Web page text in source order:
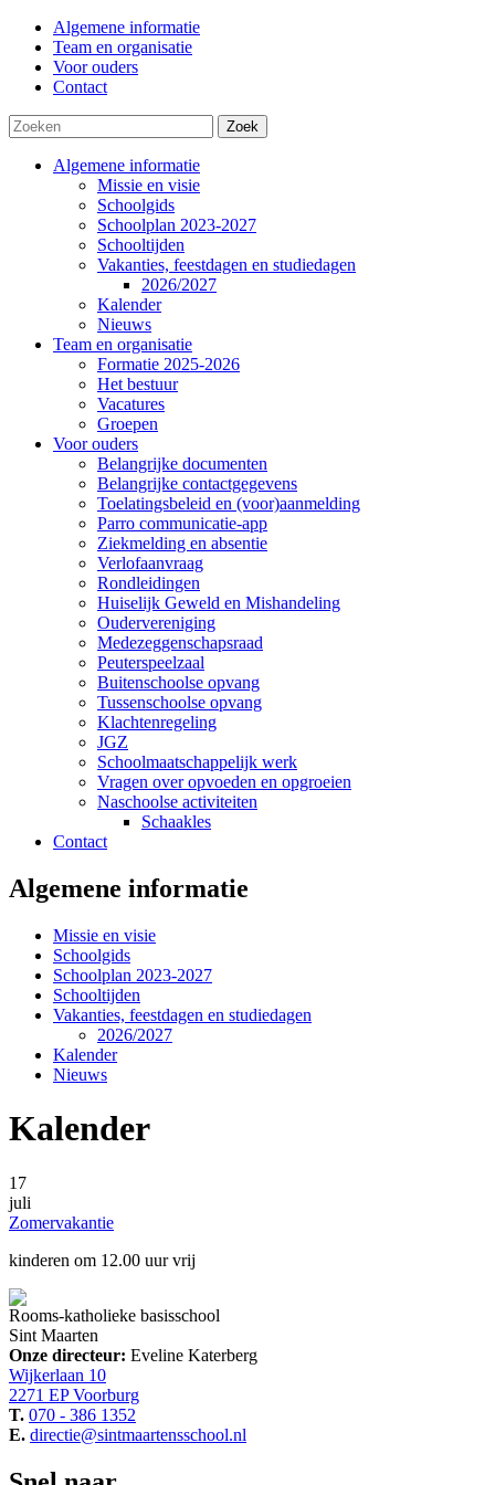
Algemene informatie
Team en organisatie
Voor ouders
Contact
Zoek
Algemene informatie
Missie en visie
Schoolgids
Schoolplan 2023-2027
Schooltijden
Vakanties, feestdagen en studiedagen
2026/2027
Kalender
Nieuws
Team en organisatie
Formatie 2025-2026
Het bestuur
Vacatures
Groepen
Voor ouders
Belangrijke documenten
Belangrijke contactgegevens
Toelatingsbeleid en (voor)aanmelding
Parro communicatie-app
Ziekmelding en absentie
Verlofaanvraag
Rondleidingen
Huiselijk Geweld en Mishandeling
Oudervereniging
Medezeggenschapsraad
Peuterspeelzaal
Buitenschoolse opvang
Tussenschoolse opvang
Klachtenregeling
JGZ
Schoolmaatschappelijk werk
Vragen over opvoeden en opgroeien
Naschoolse activiteiten
Schaakles
Contact
Algemene informatie
Missie en visie
Schoolgids
Schoolplan 2023-2027
Schooltijden
Vakanties, feestdagen en studiedagen
2026/2027
Kalender
Nieuws
Kalender
17
juli
Zomervakantie
kinderen om 12.00 uur vrij
Rooms-katholieke basisschool
Sint Maarten
Onze directeur: Eveline Katerberg
Wijkerlaan 10
2271 EP Voorburg
T. 070 - 386 1352
E. directie@sintmaartensschool.nl